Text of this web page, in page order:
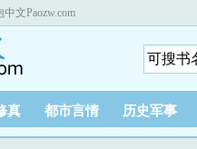
中文Paozw.com
真 都市言情 历史军事